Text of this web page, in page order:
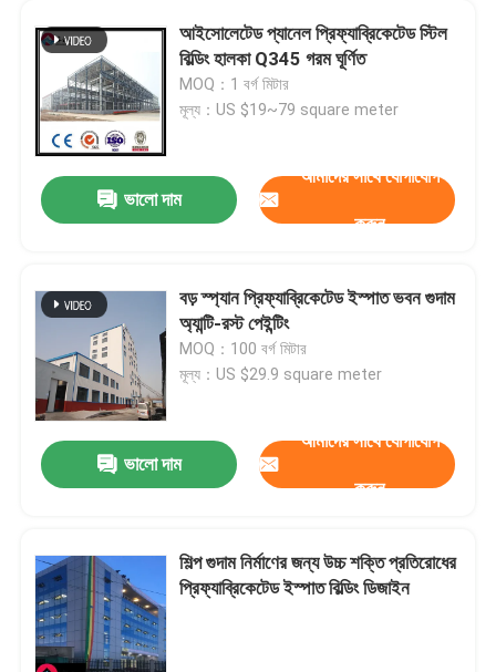
আইসোলেটেড প্যানেল প্রিফ্যাব্রিকেটেড স্টিল
বিল্ডিং হালকা Q345 গরম ঘূর্ণিত
MOQ：1 বর্গ মিটার
মূল্য：US $19~79 square meter
ভালো দাম
আমাদের সাথে যোগাযোগ
করুন
বড় স্প্যান প্রিফ্যাব্রিকেটেড ইস্পাত ভবন গুদাম
অ্যান্টি-রস্ট পেইন্টিং
MOQ：100 বর্গ মিটার
মূল্য：US $29.9 square meter
ভালো দাম
আমাদের সাথে যোগাযোগ
করুন
শিল্প গুদাম নির্মাণের জন্য উচ্চ শক্তি প্রতিরোধের
প্রিফ্যাব্রিকেটেড ইস্পাত বিল্ডিং ডিজাইন